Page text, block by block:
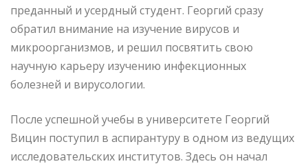
преданный и усердный студент. Георгий сразу
обратил внимание на изучение вирусов и
микроорганизмов, и решил посвятить свою
научную карьеру изучению инфекционных
болезней и вирусологии.
После успешной учебы в университете Георгий
Вицин поступил в аспирантуру в одном из ведущих
исследовательских институтов. Здесь он начал